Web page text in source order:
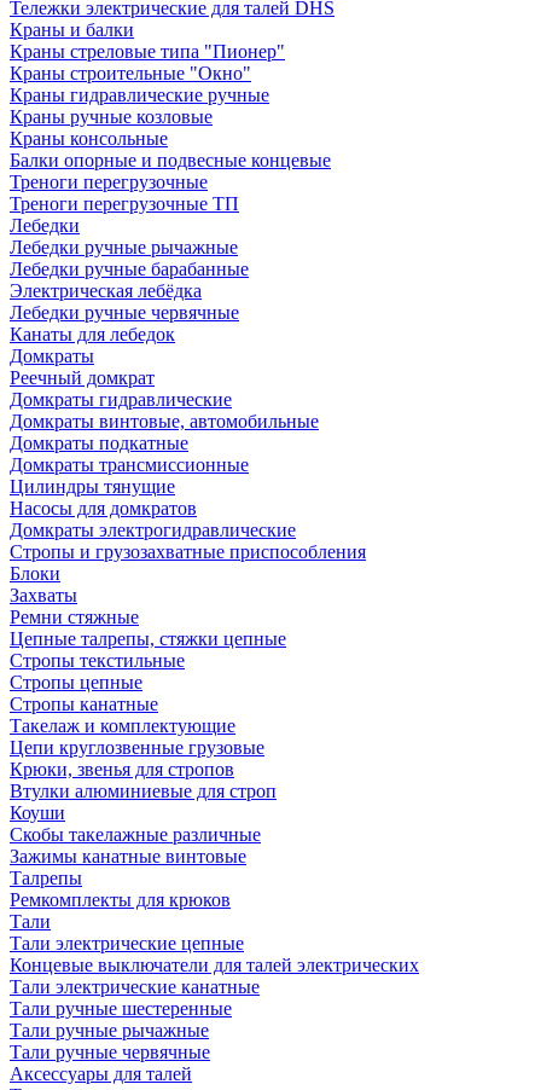
Тележки электрические для талей DHS
Краны и балки
Краны стреловые типа "Пионер"
Краны строительные "Окно"
Краны гидравлические ручные
Краны ручные козловые
Краны консольные
Балки опорные и подвесные концевые
Треноги перегрузочные
Треноги перегрузочные ТП
Лебедки
Лебедки ручные рычажные
Лебедки ручные барабанные
Электрическая лебёдка
Лебедки ручные червячные
Канаты для лебедок
Домкраты
Реечный домкрат
Домкраты гидравлические
Домкраты винтовые, автомобильные
Домкраты подкатные
Домкраты трансмиссионные
Цилиндры тянущие
Насосы для домкратов
Домкраты электрогидравлические
Стропы и грузозахватные приспособления
Блоки
Захваты
Ремни стяжные
Цепные талрепы, стяжки цепные
Стропы текстильные
Стропы цепные
Стропы канатные
Такелаж и комплектующие
Цепи круглозвенные грузовые
Крюки, звенья для стропов
Втулки алюминиевые для строп
Коуши
Скобы такелажные различные
Зажимы канатные винтовые
Талрепы
Ремкомплекты для крюков
Тали
Тали электрические цепные
Концевые выключатели для талей электрических
Тали электрические канатные
Тали ручные шестеренные
Тали ручные рычажные
Тали ручные червячные
Аксессуары для талей